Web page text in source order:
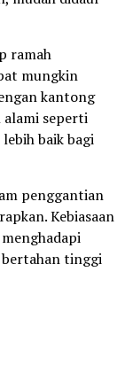
ramah
mungkin
kantong
alami seperti
baik bagi
penggantian
Kebiasaan
tinggi